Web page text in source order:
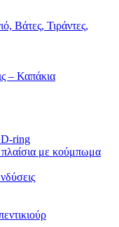
Βάτες, Τιράντες,
– Καπάκια
D-ring
πλαίσια με κούμπωμα